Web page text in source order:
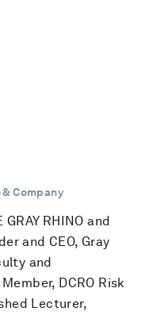
Company
RHINO and
and CEO, Gray
and
DCRO Risk
Lecturer,